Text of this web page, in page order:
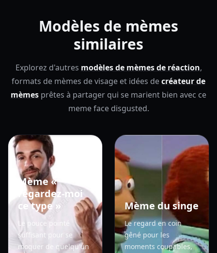
Modèles de mèmes
similaires
Explorez d'autres modèles de mèmes de réaction,
formats de mèmes de visage et idées decréateur de
mèmes prêtes à partager qui se marient bien avec ce
meme face disgusted.
Mème «
regardez-moi
ce type »
Le pouce pointé
suffisant pour se
moquer de quelqu'un
Mème du singe
Le regard en coin
gêné pour les
moments coupables,